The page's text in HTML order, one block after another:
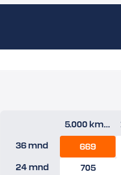
5.000 km/jr
36 mnd 669
24 mnd 705